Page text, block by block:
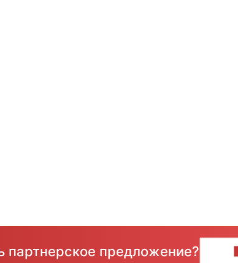
партнерское предложение?